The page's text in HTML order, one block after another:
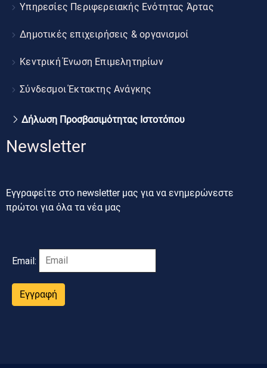
Υπηρεσίες Περιφερειακής Ενότητας Άρτας
Δημοτικές επιχειρήσεις & οργανισμοί
Κεντρική Ένωση Επιμελητηρίων
Σύνδεσμοι Έκτακτης Ανάγκης
Δήλωση Προσβασιμότητας Ιστοτόπου
Newsletter
Εγγραφείτε στο newsletter μας για να ενημερώνεστε
πρώτοι για όλα τα νέα μας
Email:
Εγγραφή